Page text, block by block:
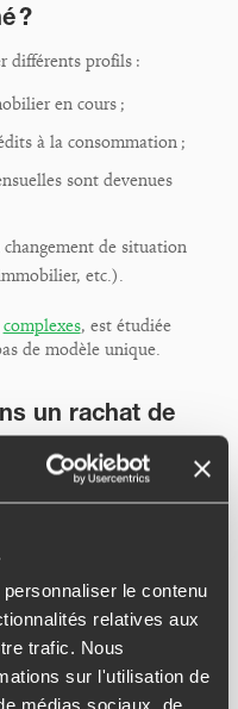
le contenu
relatives aux
trafic. Nous
sur l'utilisation de
médias sociaux, de
?
différents profils :
en cours ;
à la consommation ;
sont devenues
de situation
etc.).
complexes, est étudiée
de modèle unique.
un rachat de
Avicap, agit
les établissements
et cohérent ;
bancaires ;